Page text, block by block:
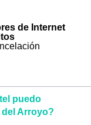
de Internet
puedo
Arroyo?